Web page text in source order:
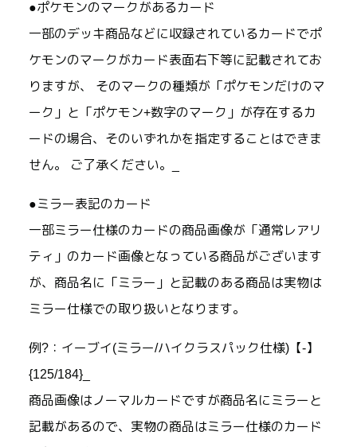
●ポケモンのマークがあるカード
一部のデッキ商品などに収録されているカードでポ
ケモンのマークがカード表面右下等に記載されてお
りますが、 そのマークの種類が「ポケモンだけのマ
ーク」と「ポケモン+数字のマーク」が存在するカ
ードの場合、そのいずれかを指定することはできま
せん。 ご了承ください。_
●ミラー表記のカード
一部ミラー仕様のカードの商品画像が「通常レアリ
ティ」のカード画像となっている商品がございます
が、商品名に「ミラー」と記載のある商品は実物は
ミラー仕様での取り扱いとなります。
例?：イーブイ(ミラー/ハイクラスパック仕様)【-】
{125/184}_
商品画像はノーマルカードですが商品名にミラーと
記載があるので、実物の商品はミラー仕様のカード